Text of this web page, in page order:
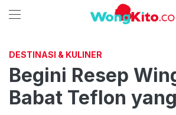
DESTINASI & KULINER
Begini Resep
Babat Teflon